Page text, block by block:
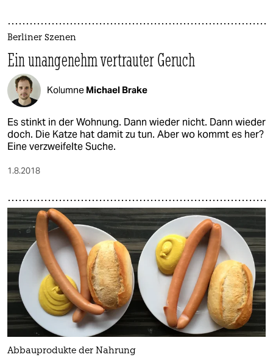
Berliner Szenen
Ein unangenehm vertrauter Geruch
Kolumne Michael Brake
Es stinkt in der Wohnung. Dann wieder nicht. Dann wieder
doch. Die Katze hat damit zu tun. Aber wo kommt es her?
Eine verzweifelte Suche.
1.8.2018
Abbauprodukte der Nahrung